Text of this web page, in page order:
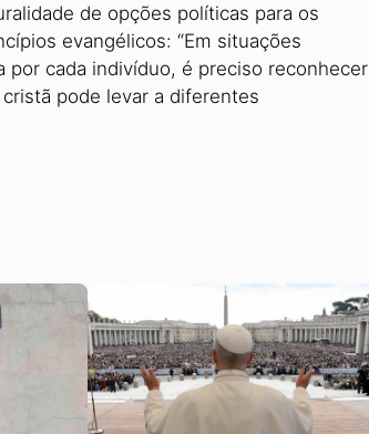
de opções políticas para os
evangélicos: “Em situações
por cada indivíduo, é preciso reconhecer
pode levar a diferentes